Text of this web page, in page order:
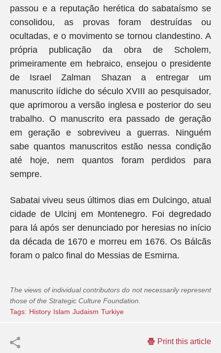
passou e a reputação herética do sabataísmo se
consolidou, as provas foram destruídas ou
ocultadas, e o movimento se tornou clandestino. A
própria publicação da obra de Scholem,
primeiramente em hebraico, ensejou o presidente
de Israel Zalman Shazan a entregar um
manuscrito iídiche do século XVIII ao pesquisador,
que aprimorou a versão inglesa e posterior do seu
trabalho. O manuscrito era passado de geração
em geração e sobreviveu a guerras. Ninguém
sabe quantos manuscritos estão nessa condição
até hoje, nem quantos foram perdidos para
sempre.
Sabatai viveu seus últimos dias em Dulcingo, atual
cidade de Ulcinj em Montenegro. Foi degredado
para lá após ser denunciado por heresias no início
da década de 1670 e morreu em 1676. Os Bálcãs
foram o palco final do Messias de Esmirna.
The views of individual contributors do not necessarily represent
those of the Strategic Culture Foundation.
Tags: History Islam Judaism Turkiye
Print this article